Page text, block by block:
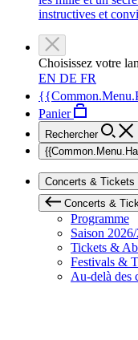
instructives et
Choisissez votre
EN DE FR
Panier
Rechercher
Concerts & Tickets
Concerts &
Programme
Saison
Tickets &
Festivals &
Au-delà des